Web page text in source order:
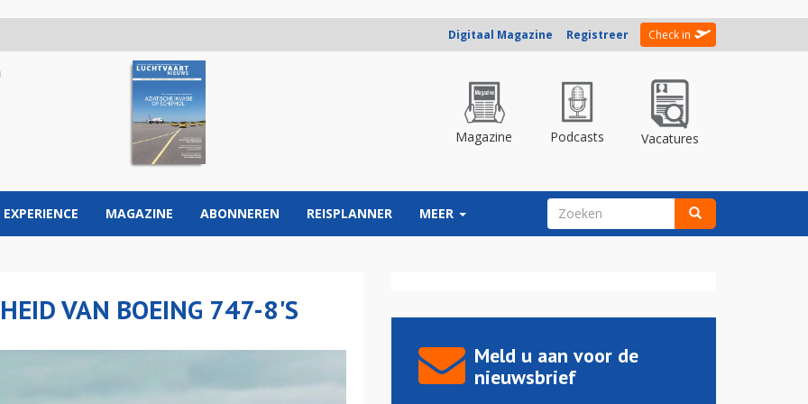
Digitaal Magazine Registreer Check in
Magazine Podcasts Vacatures
EXPERIENCE MAGAZINE ABONNEREN REISPLANNER MEER ZOEKVELD
VAN BOEING 747-8'S
Meld u aan voor de
nieuwsbrief